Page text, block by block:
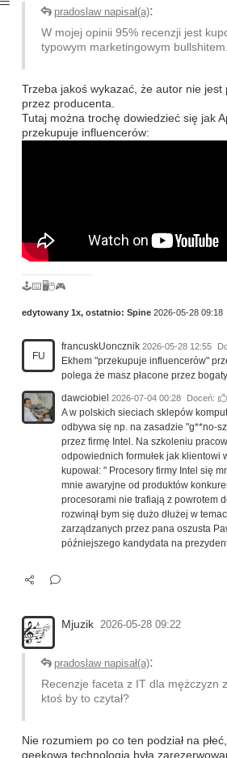
pradoslaw napisał(a):
W mojej opinii 95% recenzji jest
typowym marketingowym bullshitem.
Trzeba jakoś wykazać, że autor nie jest
przez producenta.
Tutaj można trochę dowiedzieć się jak
przekupuje influencerów:
🕹️⌨️🖥️🖱️🎮
edytowany 1x, ostatnio: Spine 2026-05-28 09:18
FU
francuskUoncznik 2026-05-28 12:55
Ekhem "przekupuje influencerów"
polega że masz płacone przez
dawciobiel 2026-07-04 00:28 Doceń:
A w polskich sieciach sklepów
odbywa się np. na zasadzie "g**no-
przez firmę Intel. Na szkoleniu
odpowiednich formułek jak klientowi
kupował: " Procesory firmy Intel się
mnie awaryjne od produktów
procesorami nie trafiają z powrotem
rozwinął bym się dużo dłużej w
zarządzanych przez pana oszusta
późniejszego kandydata na
Mjuzik 2026-05-28 09:22
pradoslaw napisał(a):
Recenzje faceta z IT dla mężczyzn
ktoś by to czytał?
Nie rozumiem po co ten podział na
geekowa technologia była